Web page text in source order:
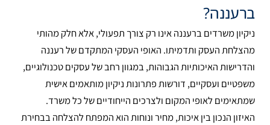
ברעננה?
ניקיון משרדים ברעננה אינו רק צורך תפעולי, אלא חלק מהותי
מהצלחת העסק ותדמיתו. האופי העסקי המתקדם של רעננה
והדרישות האיכותיות הגבוהות, במגוון רחב של עסקים טכנולוגיים,
משפטיים ועסקיים, דורשות פתרונות ניקיון מותאמים אישית
שמתאימים לאופי המקום ולצרכים הייחודיים של כל משרד.
האיזון הנכון בין איכות, מחיר ונוחות הוא המפתח להצלחה בבחירת